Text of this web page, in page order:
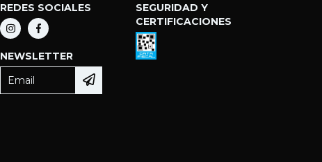
REDES SOCIALES
NEWSLETTER
SEGURIDAD Y
CERTIFICACIONES